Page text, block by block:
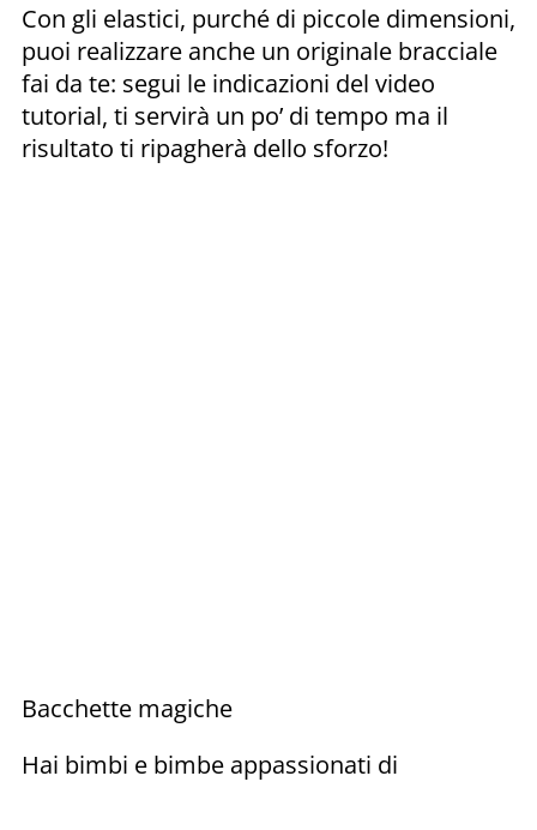
Con gli elastici, purché di piccole dimensioni,
puoi realizzare anche un originale bracciale
fai da te: segui le indicazioni del video
tutorial, ti servirà un po’ di tempo ma il
risultato ti ripagherà dello sforzo!
Bacchette magiche
Hai bimbi e bimbe appassionati di